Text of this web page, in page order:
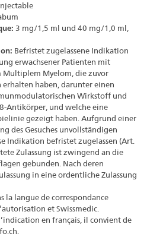
3 mg/1,5 ml und 40 mg/1,0 ml,
Befristet zugelassene Indikation
erwachsener Patienten mit
Myelom, die zuvor
haben, darunter einen
Wirkstoff und
Antikörper, und welche eine
gezeigt haben. Aufgrund einer
des Gesuches unvollständigen
Indikation befristet zugelassen (Art.
Zulassung ist zwingend an die
gebunden. Nach deren
in eine ordentliche Zulassung
la langue de correspondance
et Swissmedic.
en français, il convient de